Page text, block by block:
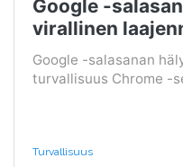
Google -
virallinen
Google -salasanan
turvallisuus Chrome -
Turvallisuus